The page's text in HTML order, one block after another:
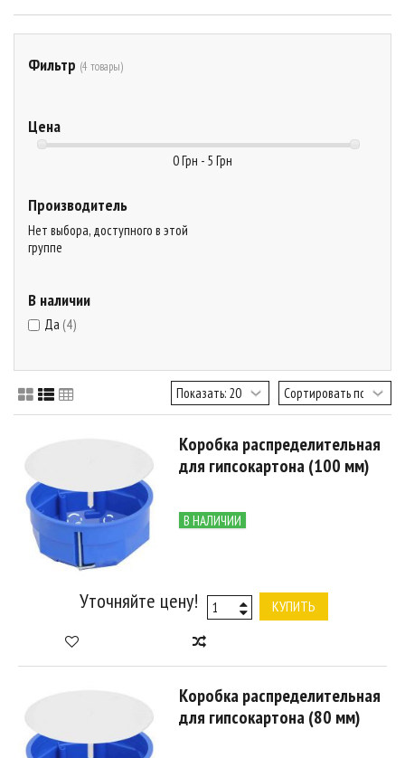
Фильтр (4 товары)
Цена
0 Грн - 5 Грн
Производитель
Нет выбора, доступного в этой
группе
В наличии
Да (4)
Коробка распределительная
для гипсокартона (100 мм)
В НАЛИЧИИ
Уточняйте цену! КУПИТЬ
Коробка распределительная
для гипсокартона (80 мм)